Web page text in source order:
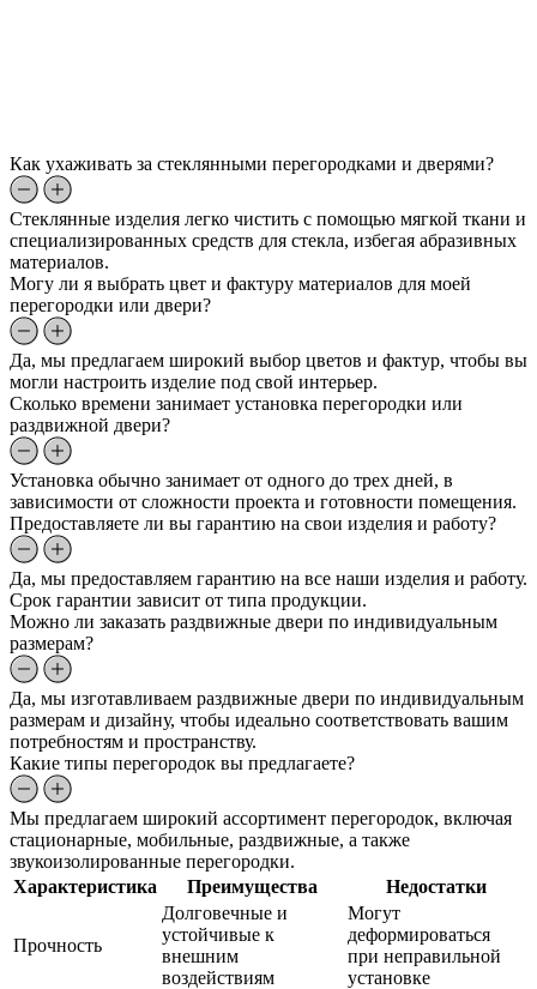
Как ухаживать за стеклянными перегородками и дверями?
Стеклянные изделия легко чистить с помощью мягкой ткани и
специализированных средств для стекла, избегая абразивных
материалов.
Могу ли я выбрать цвет и фактуру материалов для моей
перегородки или двери?
Да, мы предлагаем широкий выбор цветов и фактур, чтобы вы
могли настроить изделие под свой интерьер.
Сколько времени занимает установка перегородки или
раздвижной двери?
Установка обычно занимает от одного до трех дней, в
зависимости от сложности проекта и готовности помещения.
Предоставляете ли вы гарантию на свои изделия и работу?
Да, мы предоставляем гарантию на все наши изделия и работу.
Срок гарантии зависит от типа продукции.
Можно ли заказать раздвижные двери по индивидуальным
размерам?
Да, мы изготавливаем раздвижные двери по индивидуальным
размерам и дизайну, чтобы идеально соответствовать вашим
потребностям и пространству.
Какие типы перегородок вы предлагаете?
Мы предлагаем широкий ассортимент перегородок, включая
стационарные, мобильные, раздвижные, а также
звукоизолированные перегородки.
Характеристика
Преимущества Недостатки
Прочность
Долговечные и
устойчивые к
внешним
воздействиям
Могут
деформироваться
при неправильной
установке